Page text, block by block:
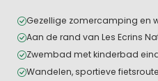
Gezellige zomercamping en
Aan de rand van Les Ecrins
Zwembad met kinderbad
Wandelen, sportieve